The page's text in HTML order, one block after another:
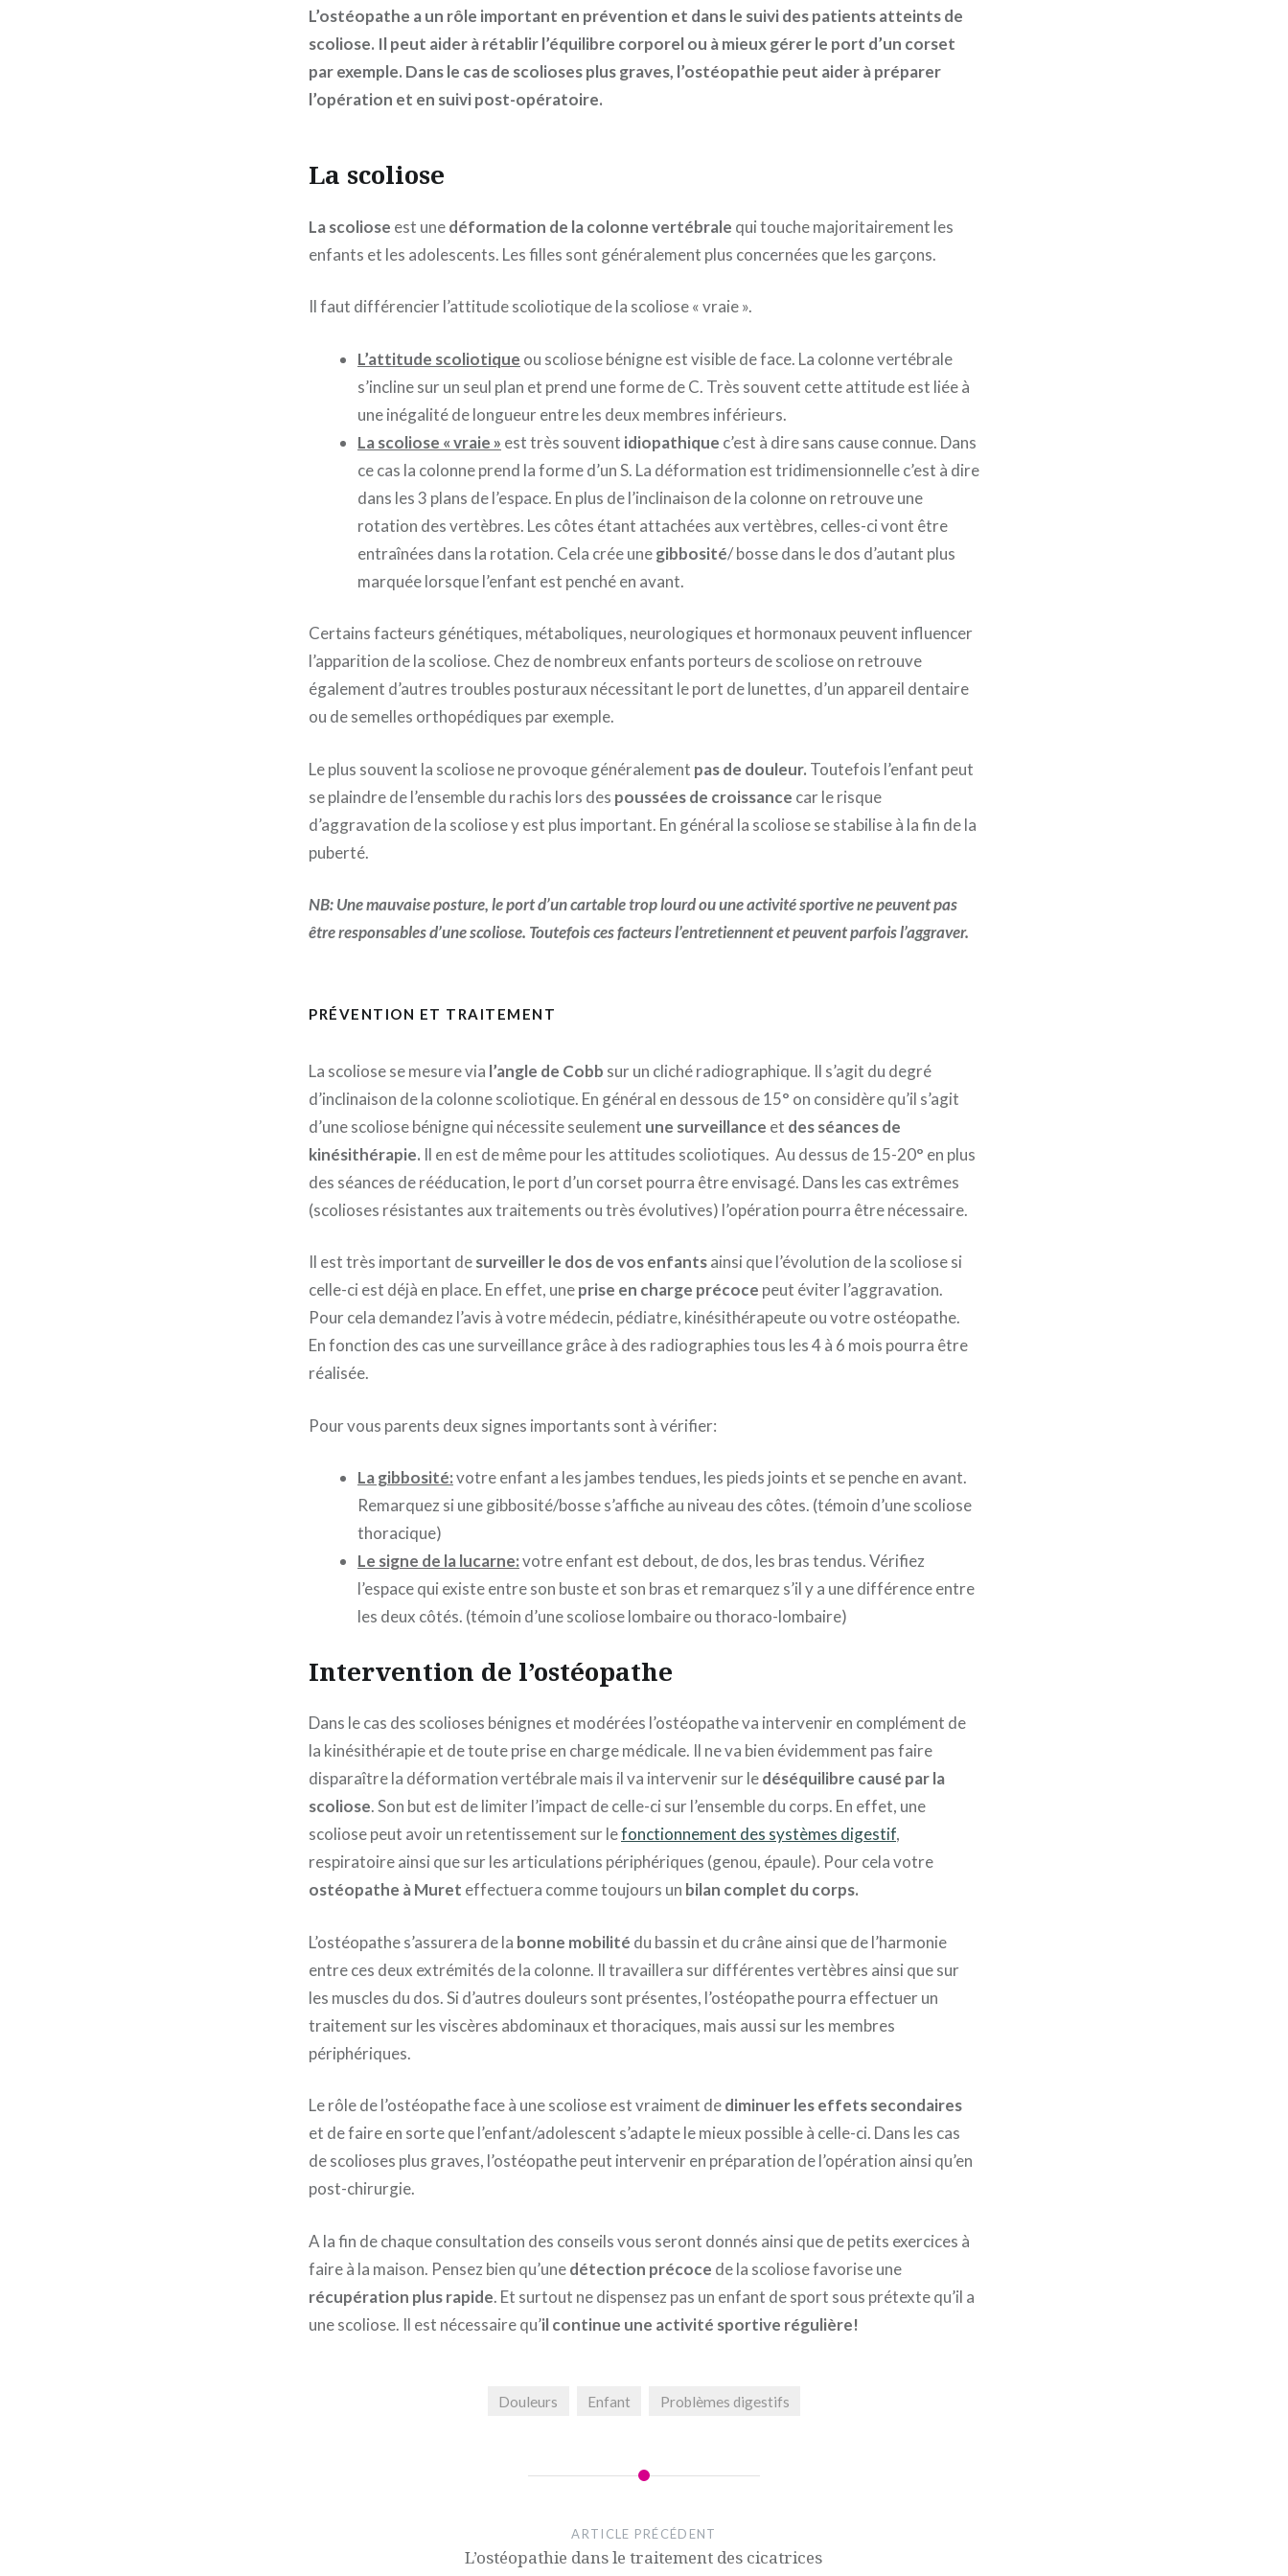
L’ostéopathe a un rôle important en prévention et dans le suivi des patients atteints de
scoliose. Il peut aider à rétablir l’équilibre corporel ou à mieux gérer le port d’un corset
par exemple. Dans le cas de scolioses plus graves, l’ostéopathie peut aider à préparer
l’opération et en suivi post-opératoire.
La scoliose
La scoliose est unedéformation de la colonne vertébrale qui touche majoritairement les
enfants et les adolescents. Les filles sont généralement plus concernées que les garçons.
Il faut différencier l’attitude scoliotique de la scoliose « vraie ».
L’attitude scoliotique ou scoliose bénigne est visible de face. La colonne vertébrale
s’incline sur un seul plan et prend une forme de C. Très souvent cette attitude est liée à
une inégalité de longueur entre les deux membres inférieurs.
La scoliose « vraie » est très souvent idiopathique c’est à dire sans cause connue. Dans
ce cas la colonne prend la forme d’un S. La déformation est tridimensionnelle c’est à dire
dans les 3 plans de l’espace. En plus de l’inclinaison de la colonne on retrouve une
rotation des vertèbres. Les côtes étant attachées aux vertèbres, celles-ci vont être
entraînées dans la rotation. Cela crée unegibbosité/ bosse dans le dos d’autant plus
marquée lorsque l’enfant est penché en avant.
Certains facteurs génétiques, métaboliques, neurologiques et hormonaux peuvent influencer
l’apparition de la scoliose. Chez de nombreux enfants porteurs de scoliose on retrouve
également d’autres troubles posturaux nécessitant le port de lunettes, d’un appareil dentaire
ou de semelles orthopédiques par exemple.
Le plus souvent la scoliose ne provoque généralement pas de douleur. Toutefois l’enfant peut
se plaindre de l’ensemble du rachis lors des poussées de croissance car le risque
d’aggravation de la scoliose y est plus important. En général la scoliose se stabilise à la fin de la
puberté.
NB: Une mauvaise posture, le port d’un cartable trop lourd ou une activité sportive ne peuvent pas
être responsables d’une scoliose. Toutefois ces facteurs l’entretiennent et peuvent parfois l’aggraver.
PRÉVENTION ET TRAITEMENT
La scoliose se mesure via l’angle de Cobb sur un cliché radiographique. Il s’agit du degré
d’inclinaison de la colonne scoliotique. En général en dessous de 15° on considère qu’il s’agit
d’une scoliose bénigne qui nécessite seulement une surveillance et des séances de
kinésithérapie. Il en est de même pour les attitudes scoliotiques. Au dessus de 15-20° en plus
des séances de rééducation, le port d’un corset pourra être envisagé. Dans les cas extrêmes
(scolioses résistantes aux traitements ou très évolutives) l’opération pourra être nécessaire.
Il est très important desurveiller le dos de vos enfantsainsi que l’évolution de la scoliose si
celle-ci est déjà en place. En effet, uneprise en charge précoce peut éviter l’aggravation.
Pour cela demandez l’avis à votre médecin, pédiatre, kinésithérapeute ou votre ostéopathe.
En fonction des cas une surveillance grâce à des radiographies tous les 4 à 6 mois pourra être
réalisée.
Pour vous parents deux signes importants sont à vérifier:
La gibbosité:votre enfant a les jambes tendues, les pieds joints et se penche en avant.
Remarquez si une gibbosité/bosse s’affiche au niveau des côtes. (témoin d’une scoliose
thoracique)
Le signe de la lucarne:votre enfant est debout, de dos, les bras tendus. Vérifiez
l’espace qui existe entre son buste et son bras et remarquez s’il y a une différence entre
les deux côtés. (témoin d’une scoliose lombaire ou thoraco-lombaire)
Intervention de l’ostéopathe
Dans le cas des scolioses bénignes et modérées l’ostéopathe va intervenir en complément de
la kinésithérapie et de toute prise en charge médicale. Il ne va bien évidemment pas faire
disparaître la déformation vertébrale mais il va intervenir sur ledéséquilibre causé par la
scoliose. Son but est de limiter l’impact de celle-ci sur l’ensemble du corps. En effet, une
scoliose peut avoir un retentissement sur lefonctionnement des systèmes digestif,
respiratoire ainsi que sur les articulations périphériques (genou, épaule). Pour cela votre
ostéopathe à Muret effectuera comme toujours un bilan complet du corps.
L’ostéopathe s’assurera de la bonne mobilité du bassin et du crâne ainsi que de l’harmonie
entre ces deux extrémités de la colonne. Il travaillera sur différentes vertèbres ainsi que sur
les muscles du dos. Si d’autres douleurs sont présentes, l’ostéopathe pourra effectuer un
traitement sur les viscères abdominaux et thoraciques, mais aussi sur les membres
périphériques.
Le rôle de l’ostéopathe face à une scoliose est vraiment dediminuer les effets secondaires
et de faire en sorte que l’enfant/adolescent s’adapte le mieux possible à celle-ci. Dans les cas
de scolioses plus graves, l’ostéopathe peut intervenir en préparation de l’opération ainsi qu’en
post-chirurgie.
A la fin de chaque consultation des conseils vous seront donnés ainsi que de petits exercices à
faire à la maison. Pensez bien qu’unedétection précoce de la scoliose favorise une
récupération plus rapide. Et surtout ne dispensez pas un enfant de sport sous prétexte qu’il a
une scoliose. Il est nécessaire qu’il continue une activité sportive régulière!
Douleurs Enfant Problèmes digestifs
ARTICLE PRÉCÉDENT
L’ostéopathie dans le traitement des cicatrices